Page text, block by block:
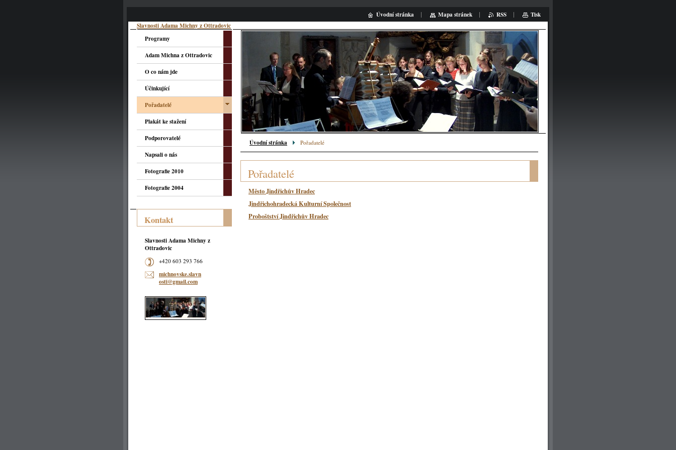
Slavnosti Adama Michny z Ottradovic
Hledat:
Úvodní stránka Pořadatelé
Pořadatelé
Město Jindřichův Hradec
Jindřichohradecká Kulturní Společnost
Proboštství Jindřichův Hradec
Programy
Adam Michna z Ottradovic
O co nám jde
Účinkující
Pořadatelé
Plakát ke stažení
Podporovatelé
Napsali o nás
Fotografie 2010
Fotografie 2004
Kontakt
Slavnosti Adama Michny z
Ottradovic
+420 603 293 766
michnovske.slavn
osti@gmail.com
Úvodní stránka Mapa stránek RSS Tisk